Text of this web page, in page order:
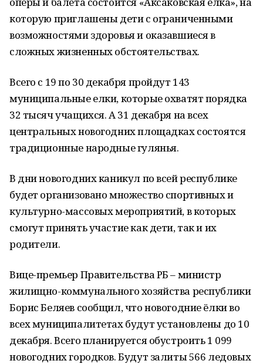
которую приглашены дети с ограниченными
возможностями здоровья и оказавшиеся в
сложных жизненных обстоятельствах.
Всего с 19 по 30 декабря пройдут 143
муниципальные елки, которые охватят порядка
32 тысяч учащихся. А 31 декабря на всех
центральных новогодних площадках состоятся
традиционные народные гулянья.
В дни новогодних каникул по всей республике
будет организовано множество спортивных и
культурно-массовых мероприятий, в которых
смогут принять участие как дети, так и их
родители.
Вице-премьер Правительства РБ – министр
жилищно-коммунального хозяйства республики
Борис Беляев сообщил, что новогодние ёлки во
всех муниципалитетах будут установлены до 10
декабря. Всего планируется обустроить 1 099
новогодних городков. Будут залиты 566 ледовых